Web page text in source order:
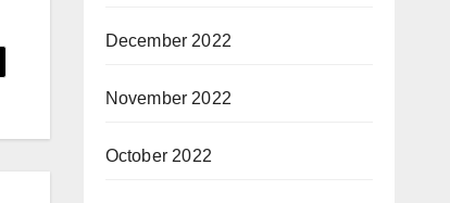
December 2022
November 2022
October 2022